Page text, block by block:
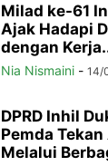
Milad ke-61
Ajak Hadapi
dengan
Nia Nismaini - 14/
DPRD Inhil
Pemda
Melalui